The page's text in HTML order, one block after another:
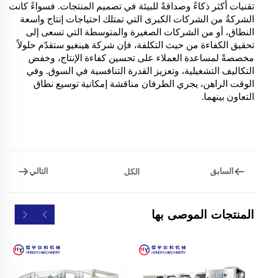
تقنيات أكثر ذكاءً وصداقةً للبيئة في تصميم المنتجات. فسواءً كانت
الشركةُ من الشركات الكبرى التي تمتلك احتياجات إنتاج واسعة
النطاق، أو من الشركات الصغيرة والمتوسطة التي تسعى إلى
تحقيق الكفاءة من حيث التكلفة، فإن شركة هينغيو ستقدّم حلولاً
مخصصةً لمساعدة العملاء على تحسين كفاءة الإنتاج، وخفض
التكاليف التشغيلية، وتعزيز القدرة التنافسية في السوق. وفي
الوقت الراهن، يجري الطرفان مناقشة إمكانية توسيع نطاق
التعاون بينهما.
السابق الكل التالي
المنتجات الموصى بها